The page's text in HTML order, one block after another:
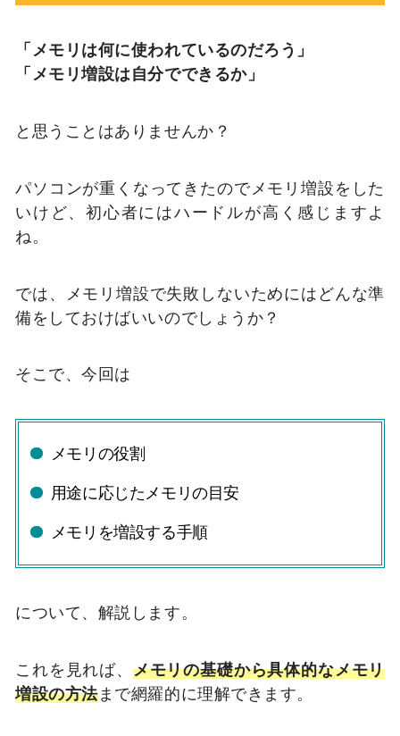
「メモリは何に使われているのだろう」
「メモリ増設は自分でできるか」
と思うことはありませんか？
パソコンが重くなってきたのでメモリ増設をした
いけど、初心者にはハードルが高く感じますよ
ね。
では、メモリ増設で失敗しないためにはどんな準
備をしておけばいいのでしょうか？
そこで、今回は
メモリの役割
用途に応じたメモリの目安
メモリを増設する手順
について、解説します。
これを見れば、 メモリの基礎から具体的なメモリ
増設の方法まで網羅的に理解できます。